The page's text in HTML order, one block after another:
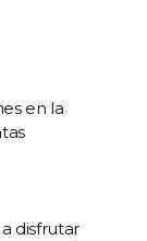
en la
disfrutar